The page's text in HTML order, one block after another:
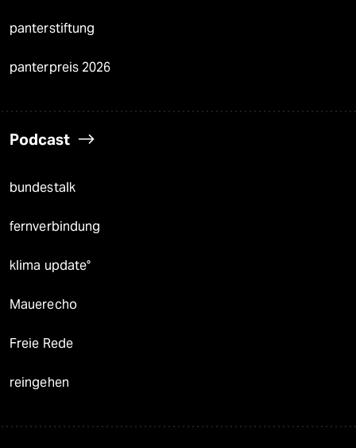
panterstiftung
panterpreis 2026
Podcast
bundestalk
fernverbindung
klima update°
Mauerecho
Freie Rede
reingehen